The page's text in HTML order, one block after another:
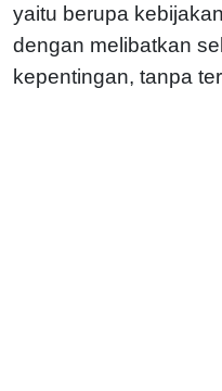
yaitu berupa
dengan melibatkan
kepentingan, tanpa